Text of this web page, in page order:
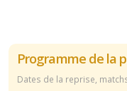
Programme de la
Dates de la reprise,